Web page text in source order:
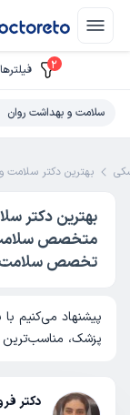
بهترین دکتر سلامت
بهترین دکتر
متخصص سلامت
تخصص سلامت
پیشنهاد می‌کنیم
پزشک، مناسب‌ترین
دکتر
2 فیلتر‌ها
سلامت و بهداشت روان